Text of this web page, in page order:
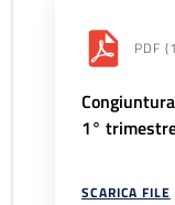
PDF
1°
SCARICA FILE